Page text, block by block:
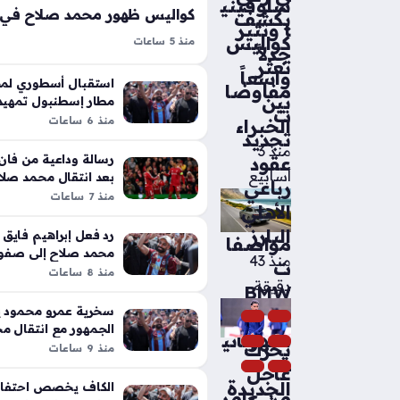
سلوفيني
ا وتثير
جدلاً
واسعاً
بين
الخبراء
منذ 3
أسابيع
مواصفا
ت
BMW
iX5
الكهربائي
ة
الجديدة
يكشف
كواليس
تعثر
مفاوضا
ت
تجديد
عقود
رباعي
الأهلي
البارز
منذ 43
دقيقة
تحرك
عاجل
منذ 5 ساعات
تمثل الخطوة الحاسمة قبل التوقيع
النجم المصري صباح اليوم نحو
ماسلاك بمدينة إسطنبول لإجراء
استقبال أسطوري
مطار إسطنبول
لصفوف طرابزون
منذ 6 ساعات
رسالة وداعية من
بعد انتقال محمد
منذ 7 ساعات
رد فعل إبراهيم
محمد صلاح إلى
التركي
منذ 8 ساعات
سخرية عمرو محمود
الجمهور مع انتقال
لطرابزون سبور
منذ 9 ساعات
الكاف يخصص احتفاءً